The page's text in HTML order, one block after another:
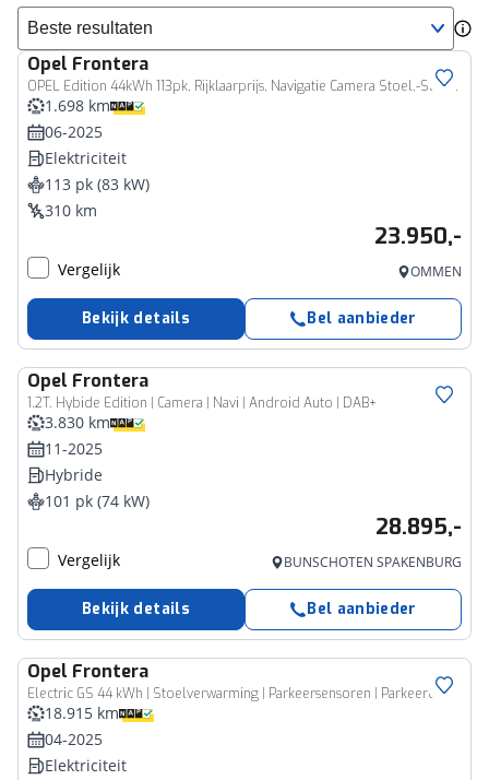
Sorteer resultaten
Opel Frontera
OPEL Edition 44kWh 113pk, Rijklaarprijs, Navigatie Camera Stoel,-Stuur- en Voorruitverwarming
1.698 km
06-2025
Elektriciteit
113 pk (83 kW)
310 km
23.950,-
Vergelijk OMMEN
Bekijk details Bel aanbieder
Opel Frontera
1.2T. Hybide Edition | Camera | Navi | Android Auto | DAB+
3.830 km
11-2025
Hybride
101 pk (74 kW)
28.895,-
Vergelijk BUNSCHOTEN SPAKENBURG
Bekijk details Bel aanbieder
Opel Frontera
Electric GS 44 kWh | Stoelverwarming | Parkeersensoren | Parkeercamera | Climate control |
18.915 km
04-2025
Elektriciteit